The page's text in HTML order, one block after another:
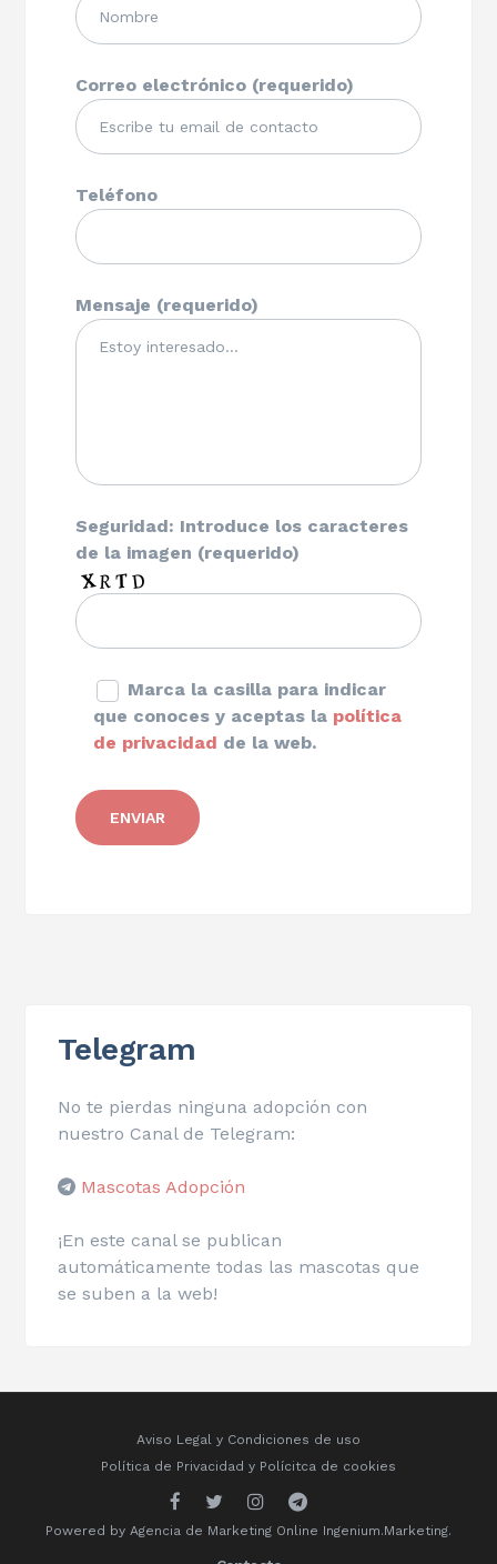
Correo electrónico (requerido)
Teléfono
Mensaje (requerido)
Seguridad: Introduce los caracteres
de la imagen (requerido)
Marca la casilla para indicar
que conoces y aceptas la política
de privacidad de la web.
Telegram
No te pierdas ninguna adopción con
nuestro Canal de Telegram:
Mascotas Adopción
¡En este canal se publican
automáticamente todas las mascotas que
se suben a la web!
Aviso Legal y Condiciones de uso
Política de Privacidad y Polícitca de cookies
Powered by Agencia de Marketing Online Ingenium.Marketing.